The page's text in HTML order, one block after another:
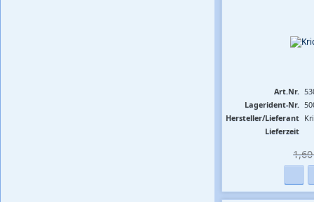
Art.Nr.
Lagerident-Nr.
Hersteller/Lieferant
Lieferzeit
1,60